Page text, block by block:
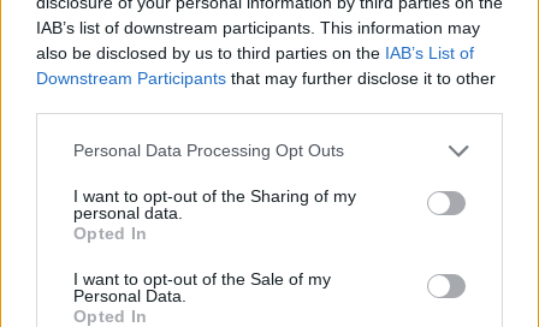
IAB’s list of downstream participants. This information may
also be disclosed by us to third parties on the IAB’s List of
Downstream Participants that may further disclose it to other
Personal Data Processing Opt Outs
I want to opt-out of the Sharing of my
personal data.
Opted In
I want to opt-out of the Sale of my
Personal Data.
Opted In
Pour nettoyer les taches de vomi :